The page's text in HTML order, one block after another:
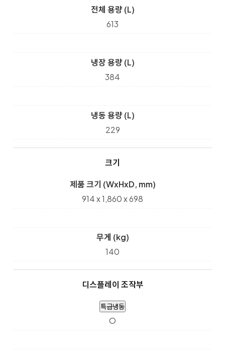
전체 용량 (L)
613
냉장 용량 (L)
384
냉동 용량 (L)
229
크기
제품 크기 (WxHxD, mm)
914 x 1,860 x 698
무게 (kg)
140
디스플레이 조작부
특급냉동
O